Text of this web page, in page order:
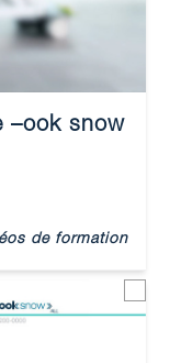
–ook snow
de formation